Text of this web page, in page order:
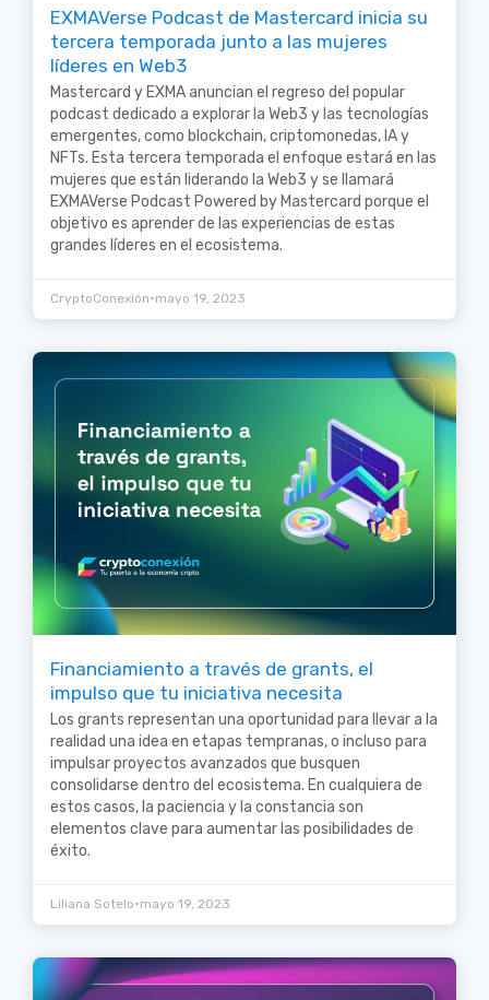
EXMAVerse Podcast de Mastercard inicia su
tercera temporada junto a las mujeres
líderes en Web3
Mastercard y EXMA anuncian el regreso del popular
podcast dedicado a explorar la Web3 y las tecnologías
emergentes, como blockchain, criptomonedas, IA y
NFTs. Esta tercera temporada el enfoque estará en las
mujeres que están liderando la Web3 y se llamará
EXMAVerse Podcast Powered by Mastercard porque el
objetivo es aprender de las experiencias de estas
grandes líderes en el ecosistema.
CryptoConexión•mayo 19, 2023
Financiamiento a través de grants, el
impulso que tu iniciativa necesita
Los grants representan una oportunidad para llevar a la
realidad una idea en etapas tempranas, o incluso para
impulsar proyectos avanzados que busquen
consolidarse dentro del ecosistema. En cualquiera de
estos casos, la paciencia y la constancia son
elementos clave para aumentar las posibilidades de
éxito.
Liliana Sotelo•mayo 19, 2023